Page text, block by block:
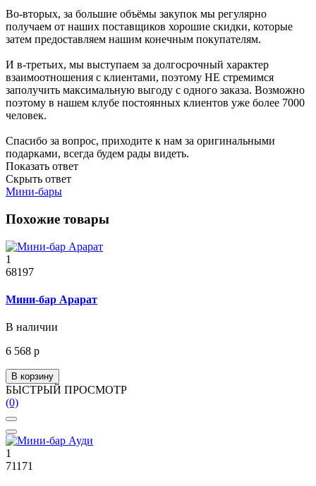
Во-вторых, за большие объёмы закупок мы регулярно
получаем от наших поставщиков хорошие скидки, которые
затем предоставляем нашим конечным покупателям.
И в-третьих, мы выступаем за долгосрочный характер
взаимоотношения с клиентами, поэтому НЕ стремимся
заполучить максимальную выгоду с одного заказа. Возможно
поэтому в нашем клубе постоянных клиентов уже более 7000
человек.
Спасибо за вопрос, приходите к нам за оригинальными
подарками, всегда будем рады видеть.
Показать ответ
Скрыть ответ
Мини-бары
Похожие товары
1
68197
Мини-бар Арарат
В наличии
6 568 р
В корзину
БЫСТРЫЙ ПРОСМОТР
(0)
1
71171